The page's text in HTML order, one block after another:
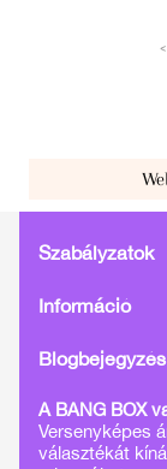
Szabályzatok
Információ
Blogbejegyzés
A BANG BOX
Versenyképes
választékát